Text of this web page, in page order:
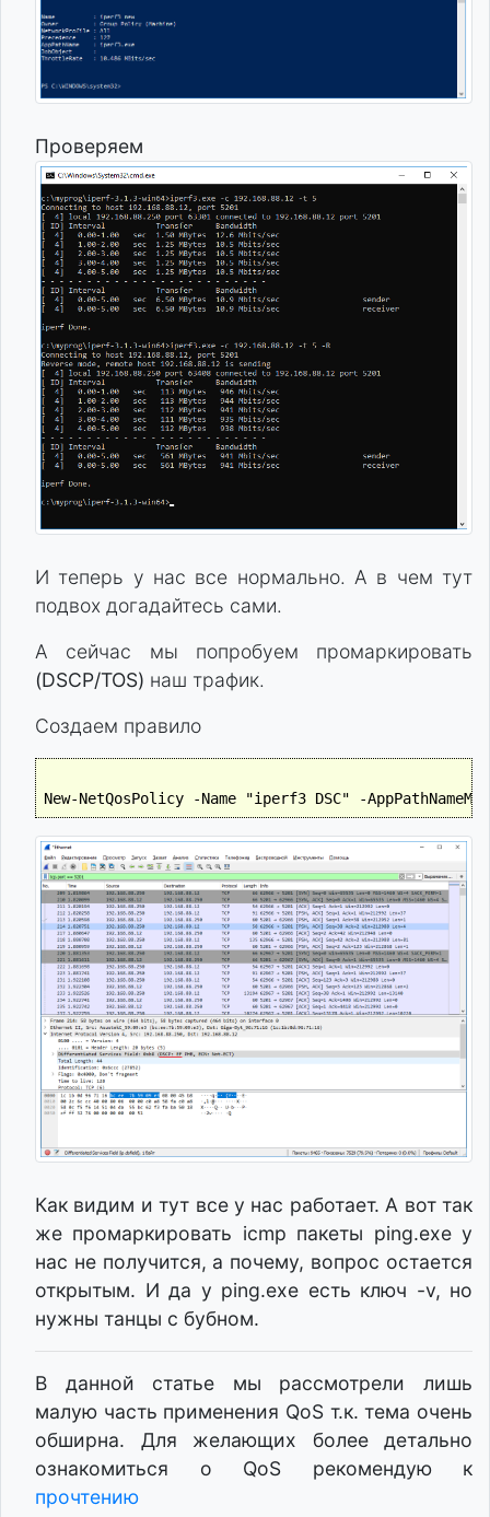
Проверяем
И теперь у нас все нормально. А в чем тут
подвох догадайтесь сами.
А сейчас мы попробуем промаркировать
(DSCP/TOS) наш трафик.
Создаем правило
Как видим и тут все у нас работает. А вот так
же промаркировать icmp пакеты ping.exe у
нас не получится, а почему, вопрос остается
открытым. И да у ping.exe есть ключ -v, но
нужны танцы с бубном.
В данной статье мы рассмотрели лишь
малую часть применения QoS т.к. тема очень
обширна. Для желающих более детально
ознакомиться о QoS рекомендую к
прочтению